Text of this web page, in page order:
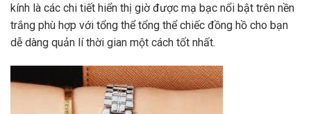
kính là các chi tiết hiển thị giờ được mạ bạc nổi bật trên nền
trắng phù hợp với tổng thể tổng thể chiếc đồng hồ cho bạn
dễ dàng quản lí thời gian một cách tốt nhất.